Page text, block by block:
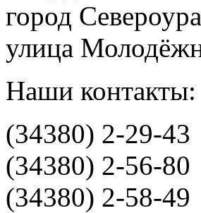
город
улица
Наши контакты:
(34380) 2-29-43
(34380) 2-56-80
(34380) 2-58-49